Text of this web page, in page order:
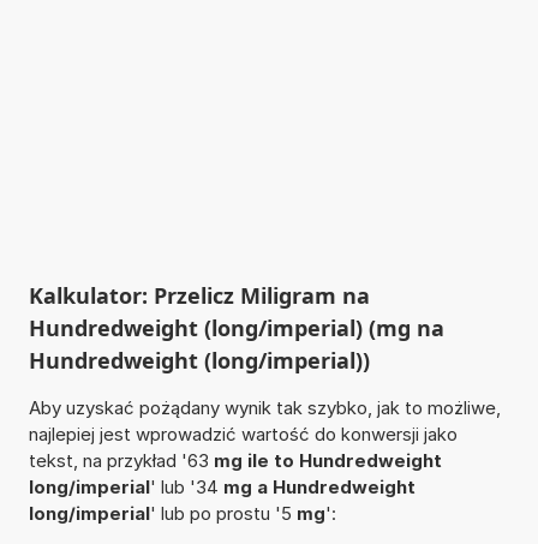
Kalkulator: Przelicz Miligram na
Hundredweight (long/imperial) (mg na
Hundredweight (long/imperial))
Aby uzyskać pożądany wynik tak szybko, jak to możliwe,
najlepiej jest wprowadzić wartość do konwersji jako
tekst, na przykład '63 mg ile to Hundredweight
long/imperial' lub '34 mg a Hundredweight
long/imperial' lub po prostu '5 mg':